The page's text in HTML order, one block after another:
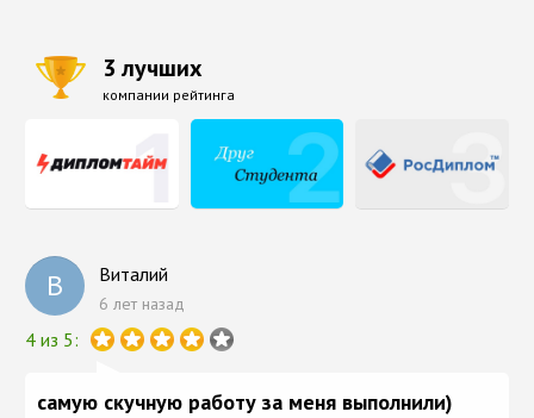
В Виталий
6 лет назад
4 из 5:
самую скучную работу за меня выполнили)
3 лучших
компании рейтинга